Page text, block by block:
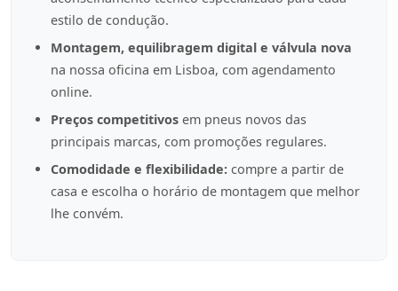
estilo de condução.
Montagem, equilibragem digital e válvula nova
na nossa oficina em Lisboa, com agendamento
online.
Preços competitivos em pneus novos das
principais marcas, com promoções regulares.
Comodidade e flexibilidade: compre a partir de
casa e escolha o horário de montagem que melhor
lhe convém.